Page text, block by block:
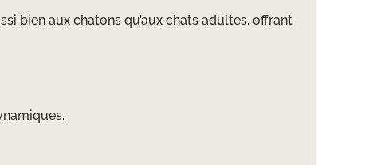
bien aux chatons qu’aux chats adultes, offrant